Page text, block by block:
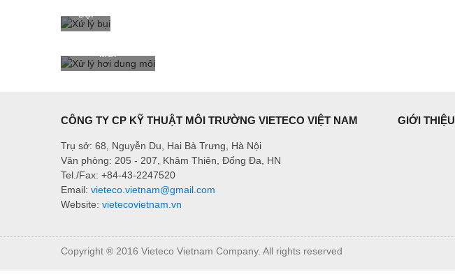
BỤI
XỬ LÝ HƠI DUNG
MÔI
CÔNG TY CP KỸ THUẬT MÔI TRƯỜNG VIETECO VIỆT NAM
Trụ sở: 68, Nguyễn Du, Hai Bà Trưng, Hà Nội
Văn phòng: 205 - 207, Khâm Thiên, Đống Đa, HN
Tel./Fax: +84-43-2247520
Email: vieteco.vietnam@gmail.com
Website: vietecovietnam.vn
GIỚI THIỆU
Copyright ® 2016 Vieteco Vietnam Company. All rights reserved